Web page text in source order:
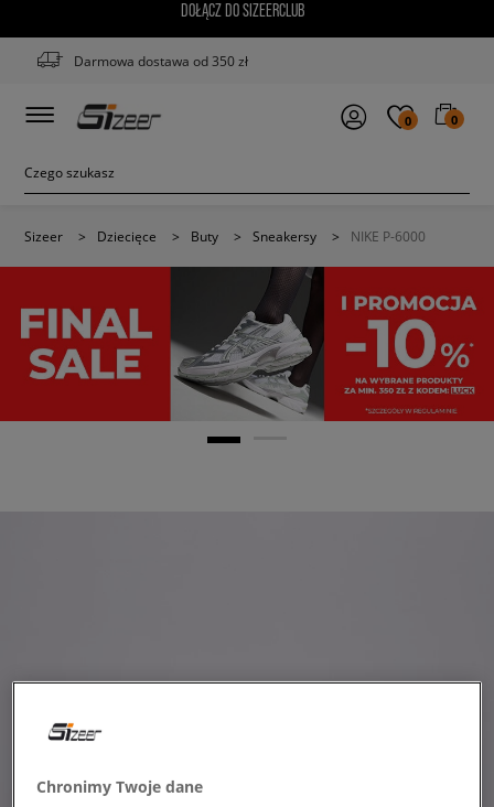
DOŁĄCZ DO SIZEERCLUB
Darmowa dostawa od 350 zł
0 0
Sizeer > Dziecięce > Buty > Sneakersy > NIKE P-6000
Chronimy Twoje dane